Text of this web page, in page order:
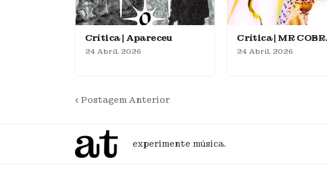
Crítica | Apareceu
24 Abril, 2026
Crítica | MR
24 Abril, 2026
Postagem Anterior
experimente música.